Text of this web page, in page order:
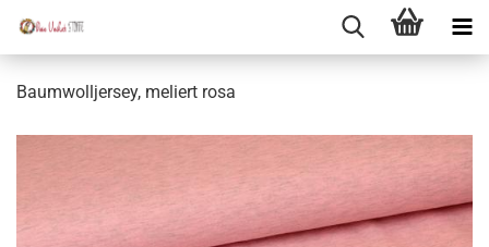
Baumwolljersey, meliert rosa